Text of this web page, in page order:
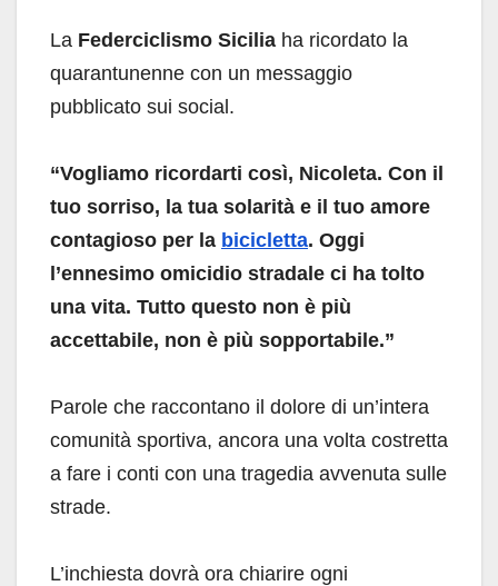
La Federciclismo Sicilia ha ricordato la
quarantunenne con un messaggio
pubblicato sui social.
“Vogliamo ricordarti così, Nicoleta. Con il
tuo sorriso, la tua solarità e il tuo amore
contagioso per la bicicletta. Oggi
l’ennesimo omicidio stradale ci ha tolto
una vita. Tutto questo non è più
accettabile, non è più sopportabile.”
Parole che raccontano il dolore di un’intera
comunità sportiva, ancora una volta costretta
a fare i conti con una tragedia avvenuta sulle
strade.
L’inchiesta dovrà ora chiarire ogni